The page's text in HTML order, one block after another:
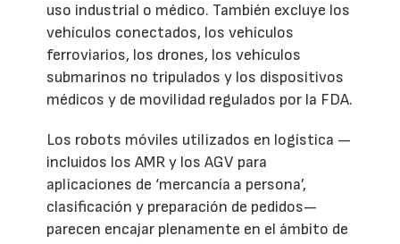
uso industrial o médico. También excluye los
vehículos conectados, los vehículos
ferroviarios, los drones, los vehículos
submarinos no tripulados y los dispositivos
médicos y de movilidad regulados por la FDA.
Los robots móviles utilizados en logística —
incluidos los AMR y los AGV para
aplicaciones de ‘mercancía a persona’,
clasificación y preparación de pedidos—
parecen encajar plenamente en el ámbito de